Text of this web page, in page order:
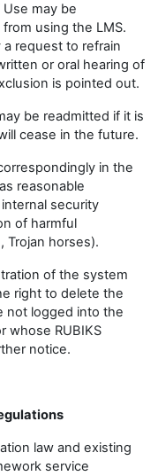
may be
using the LMS.
request to refrain
or oral hearing of
is pointed out.
be readmitted if it is
cease in the future.
in the
reasonable
security
of harmful
Trojan horses).
of the system
right to delete the
not logged into the
whose RUBIKS
notice.
law and existing
service